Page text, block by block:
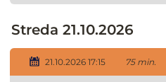
Streda 21.10.2026
21.10.2026 17:15 75 min.